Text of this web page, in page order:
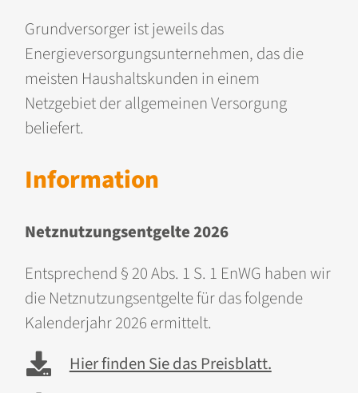
Grundversorger ist jeweils das
Energieversorgungsunternehmen, das die
meisten Haushaltskunden in einem
Netzgebiet der allgemeinen Versorgung
beliefert.
Information
Netznutzungsentgelte 2026
Entsprechend § 20 Abs. 1 S. 1 EnWG haben wir
die Netznutzungsentgelte für das folgende
Kalenderjahr 2026 ermittelt.
Hier finden Sie das Preisblatt.